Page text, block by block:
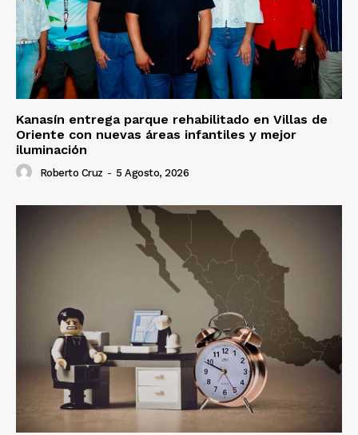
Kanasín entrega parque rehabilitado en Villas de
Oriente con nuevas áreas infantiles y mejor
iluminación
Roberto Cruz - 5 Agosto, 2026